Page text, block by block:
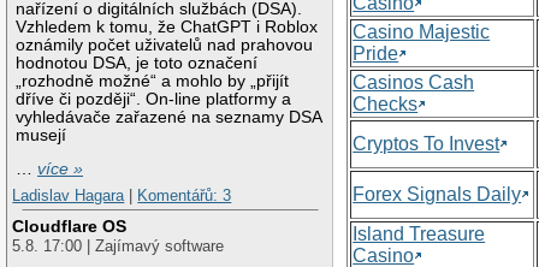
nařízení o digitálních službách (DSA).
Vzhledem k tomu, že ChatGPT i Roblox
oznámily počet uživatelů nad prahovou
hodnotou DSA, je toto označení
„rozhodně možné“ a mohlo by „přijít
dříve či později“. On-line platformy a
vyhledávače zařazené na seznamy DSA
musejí
…více »
Ladislav Hagara
Komentářů: 3
Cloudflare OS
5.8. 17:00 | Zajímavý software
Casino Majestic
Pride
Casinos Cash
Checks
Cryptos To Invest
Forex Signals Daily
Island Treasure
Casino